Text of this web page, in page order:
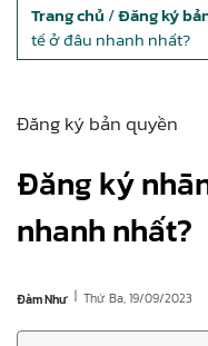
Trang chủ /Đăng ký
tế ở đâu nhanh nhất?
Đăng ký bản quyền
Đăng ký
nhanh nhất?
Đàm Như | Thứ Ba, 19/09/2023